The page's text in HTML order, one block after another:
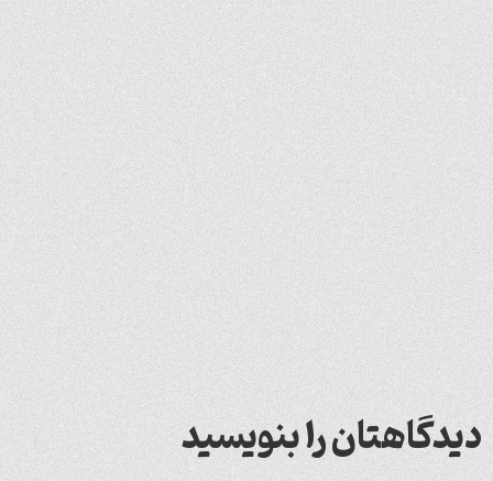
دیدگاهتان را بنویسید